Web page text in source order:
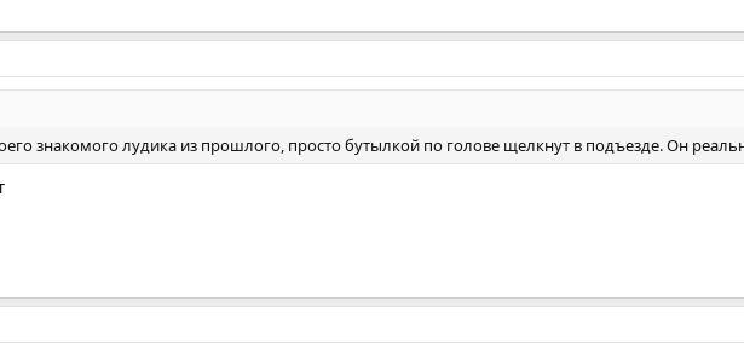
знакомого лудика из прошлого, просто бутылкой по голове щелкнут в подъезде. Он